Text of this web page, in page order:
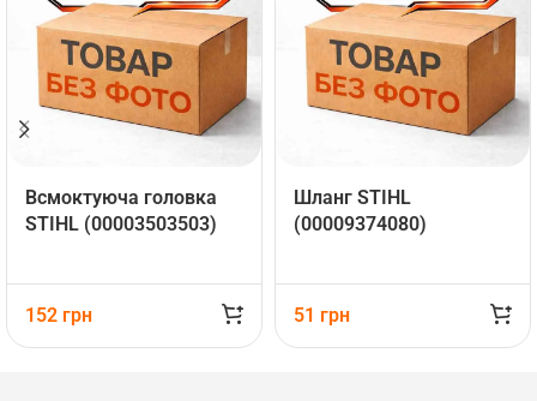
Всмоктуюча головка
STIHL (00003503503)
152 грн
Шланг STIHL
(00009374080)
51 грн